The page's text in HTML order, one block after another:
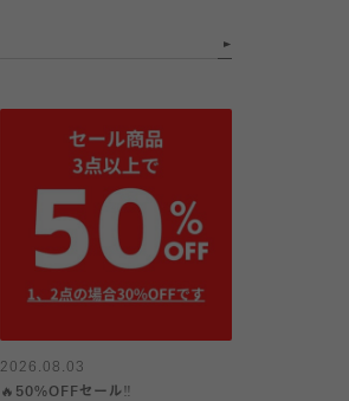
2026.08.03
🔥50%OFFセール‼️